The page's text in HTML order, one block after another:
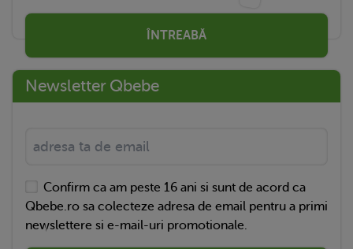
ÎNTREABĂ
Newsletter Qbebe
Confirm ca am peste 16 ani si sunt de acord ca
Qbebe.ro sa colecteze adresa de email pentru a primi
newslettere si e-mail-uri promotionale.